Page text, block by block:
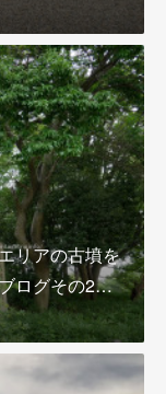
リアの古墳を
ログその2…